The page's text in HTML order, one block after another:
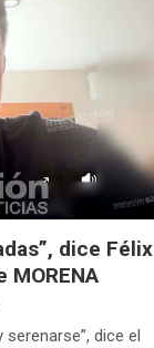
dice Félix
MORENA
dice el